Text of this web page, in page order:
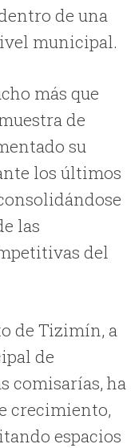
de una
municipal.
más que
de
su
los últimos
las
del
de Tizimín, a
de
comisarías, ha
crecimiento,
espacios